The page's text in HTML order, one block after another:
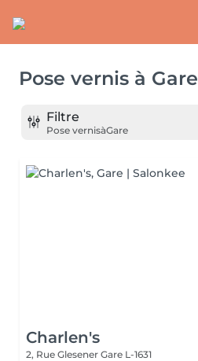
Pose vernis à Gare
Filtre
Pose vernisàGare
Charlen's
2, Rue Glesener Gare L-1631